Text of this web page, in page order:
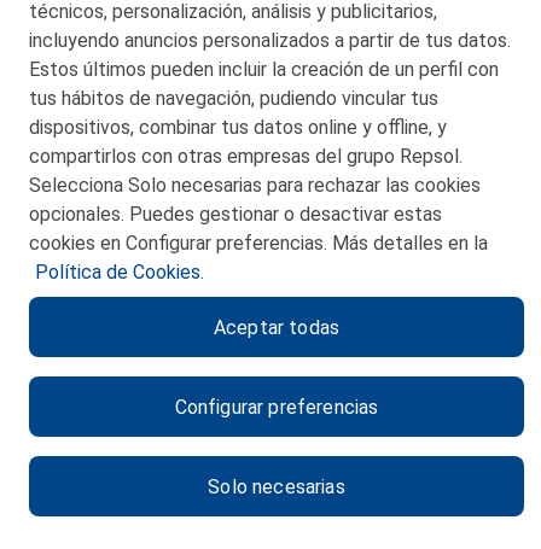
CONTACTO
MAPA WEB
POLITICA DE PRIVACIDAD
POLITICA DE COOKIES
CANAL DE ÉTICA
técnicos, personalización, análisis y publicitarios,
incluyendo anuncios personalizados a partir de tus datos.
Estos últimos pueden incluir la creación de un perfil con
tus hábitos de navegación, pudiendo vincular tus
dispositivos, combinar tus datos online y offline, y
compartirlos con otras empresas del grupo Repsol.
Selecciona Solo necesarias para rechazar las cookies
opcionales. Puedes gestionar o desactivar estas
cookies en Configurar preferencias. Más detalles en la
Política de Cookies.
Configurar preferencias
Solo necesarias
Aceptar todas